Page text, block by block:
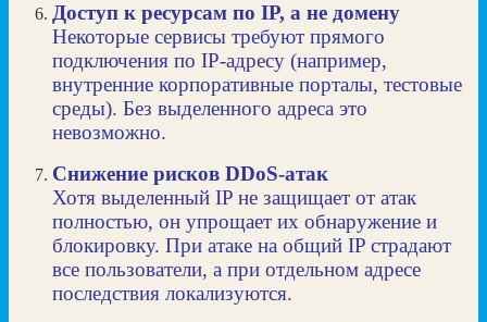
Доступ к ресурсам по IP, а не домену
Некоторые сервисы требуют прямого
подключения по IP‑адресу (например,
внутренние корпоративные порталы, тестовые
среды). Без выделенного адреса это
невозможно.
Снижение рисков DDoS‑атак
Хотя выделенный IP не защищает от атак
полностью, он упрощает их обнаружение и
блокировку. При атаке на общий IP страдают
все пользователи, а при отдельном адресе
последствия локализуются.